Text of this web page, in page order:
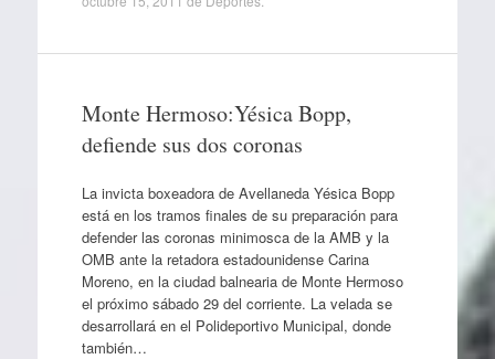
Monte Hermoso:Yésica Bopp,
defiende sus dos coronas
La invicta boxeadora de Avellaneda Yésica Bopp
está en los tramos finales de su preparación para
defender las coronas minimosca de la AMB y la
OMB ante la retadora estadounidense Carina
Moreno, en la ciudad balnearia de Monte Hermoso
el próximo sábado 29 del corriente. La velada se
desarrollará en el Polideportivo Municipal, donde
también…